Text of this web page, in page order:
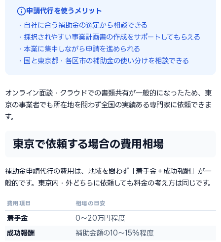
申請代行を使うメリット
・自社に合う補助金の選定から相談できる
・採択されやすい事業計画書の作成をサポートしてもらえる
・本業に集中しながら申請を進められる
・国と東京都・各区市の補助金の使い分けを相談できる
オンライン面談・クラウドでの書類共有が一般的になったため、東
京の事業者でも所在地を問わず全国の実績ある専門家に依頼できま
す。
東京で依頼する場合の費用相場
補助金申請代行の費用は、地域を問わず「着手金＋成功報酬」が一
般的です。東京内・外どちらに依頼しても料金の考え方は同じです。
費用項目 相場の目安
着手金
0〜20万円程度
成功報酬
補助金額の10〜15%程度